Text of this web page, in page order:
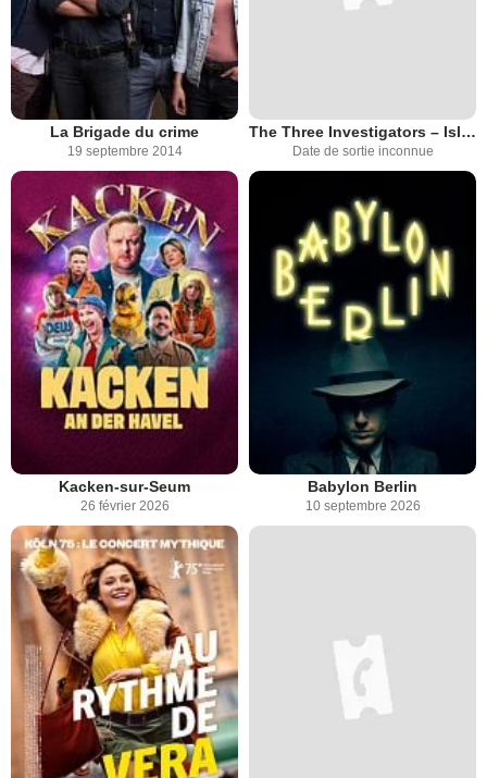
La Brigade du crime
19 septembre 2014
The Three Investigators – Isle of Death
Date de sortie inconnue
Kacken-sur-Seum
26 février 2026
Babylon Berlin
10 septembre 2026